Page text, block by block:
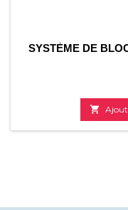
SYSTÈME DE
